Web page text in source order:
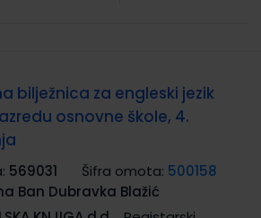
bilježnica za engleski jezik
osnovne škole, 4.
569031 Šifra omota: 500158
Ban Dubravka Blažić